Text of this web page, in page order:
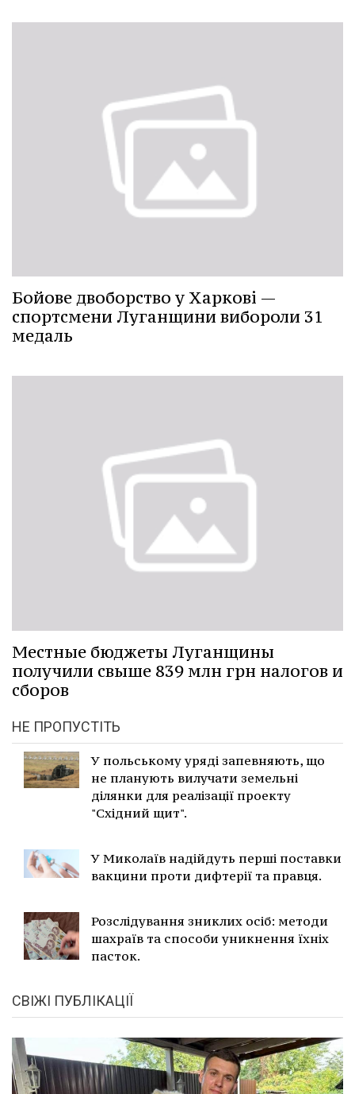
Бойове двоборство у Харкові —
спортсмени Луганщини вибороли 31
медаль
Местные бюджеты Луганщины
получили свыше 839 млн грн налогов и
сборов
НЕ ПРОПУСТІТЬ
У польському уряді запевняють, що
не планують вилучати земельні
ділянки для реалізації проекту
"Східний щит".
У Миколаїв надійдуть перші поставки
вакцини проти дифтерії та правця.
Розслідування зниклих осіб: методи
шахраїв та способи уникнення їхніх
пасток.
СВІЖІ ПУБЛІКАЦІЇ